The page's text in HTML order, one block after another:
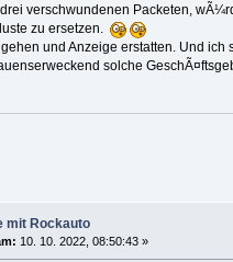
verschwundenen Packeten,
zu ersetzen.
und Anzeige erstatten. Und
solche
mit Rockauto
10. 10. 2022, 08:50:43 »